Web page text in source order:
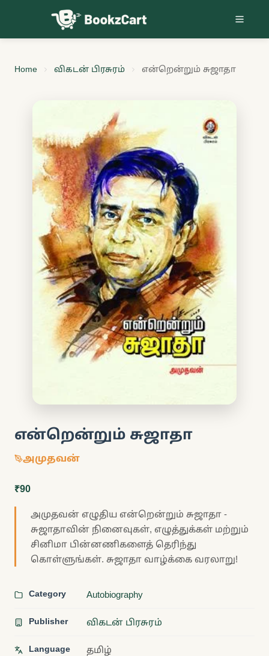
Skip to content
Home விகடன் பிரசுரம் என்றென்றும் சுஜாதா
என்றென்றும் சுஜாதா
அமுதவன்
₹90
அமுதவன் எழுதிய என்றென்றும் சுஜாதா -
சுஜாதாவின் நினைவுகள், எழுத்துக்கள் மற்றும்
சினிமா பின்னணிகளைத் தெரிந்து
கொள்ளுங்கள். சுஜாதா வாழ்க்கை வரலாறு!
Category Autobiography
Publisher விகடன் பிரசுரம்
Language தமிழ்